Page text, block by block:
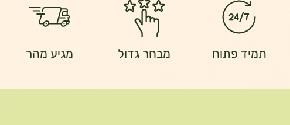
תמיד פתוח מבחר גדול מגיע מהר